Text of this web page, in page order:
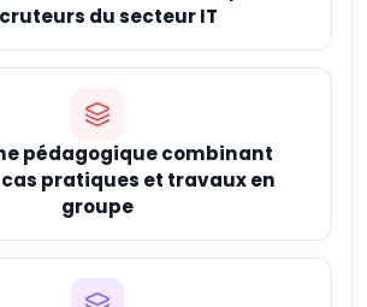
du secteur IT
pédagogique combinant
pratiques et travaux en
groupe